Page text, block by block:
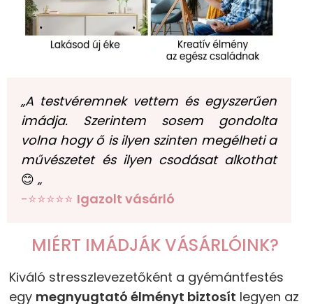
„A testvéremnek vettem és egyszerűen
imádja. Szerintem sosem gondolta
volna hogy ő is ilyen szinten megélheti a
művészetet és ilyen csodásat alkothat
😊 „
-⭐⭐⭐⭐⭐ Igazolt vásárló
MIÉRT IMÁDJÁK VÁSÁRLÓINK?
Kiváló stresszlevezetőként a gyémántfestés
egy megnyugtató élményt biztosít legyen az